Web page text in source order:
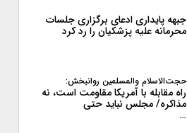
جبهه پایداری ادعای برگزاری جلسات
محرمانه علیه پزشکیان را رد کرد
حجت‌الاسلام والمسلمین روانبخش:
راه مقابله با آمریکا مقاومت است، نه
مذاکره/ مجلس نباید حتی
…